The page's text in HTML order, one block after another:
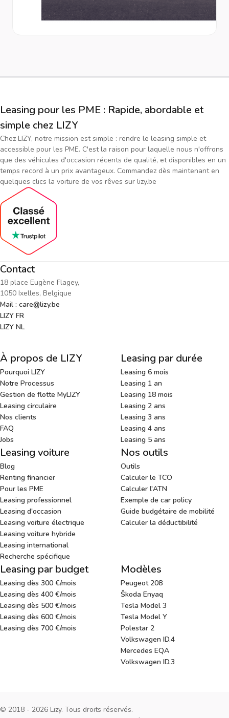
Leasing pour les PME : Rapide, abordable et
simple chez LIZY
Chez LIZY, notre mission est simple : rendre le leasing simple et
accessible pour les PME. C'est la raison pour laquelle nous n'offrons
que des véhicules d'occasion récents de qualité, et disponibles en un
temps record à un prix avantageux. Commandez dès maintenant en
quelques clics la voiture de vos rêves sur lizy.be
Contact
18 place Eugène Flagey,
1050 Ixelles, Belgique
Mail : care@lizy.be
LIZY FR
LIZY NL
À propos de LIZY
Pourquoi LIZY
Notre Processus
Gestion de flotte MyLIZY
Leasing circulaire
Nos clients
FAQ
Jobs
Leasing par durée
Leasing 6 mois
Leasing 1 an
Leasing 18 mois
Leasing 2 ans
Leasing 3 ans
Leasing 4 ans
Leasing 5 ans
Leasing voiture
Blog
Renting financier
Pour les PME
Leasing professionnel
Leasing d'occasion
Leasing voiture électrique
Leasing voiture hybride
Leasing international
Recherche spécifique
Nos outils
Outils
Calculer le TCO
Calculer l'ATN
Exemple de car policy
Guide budgétaire de mobilité
Calculer la déductibilité
Leasing par budget
Leasing dès 300 €/mois
Leasing dès 400 €/mois
Leasing dès 500 €/mois
Leasing dès 600 €/mois
Leasing dès 700 €/mois
Modèles
Peugeot 208
Škoda Enyaq
Tesla Model 3
Tesla Model Y
Polestar 2
Volkswagen ID.4
Mercedes EQA
Volkswagen ID.3
© 2018 - 2026 Lizy. Tous droits réservés.